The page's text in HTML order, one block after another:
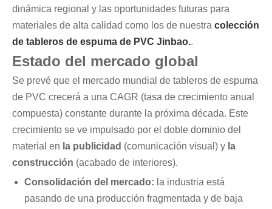
dinámica regional y las oportunidades futuras para
materiales de alta calidad como los de nuestra colección
de tableros de espuma de PVC Jinbao..
Estado del mercado global
Se prevé que el mercado mundial de tableros de espuma
de PVC crecerá a una CAGR (tasa de crecimiento anual
compuesta) constante durante la próxima década. Este
crecimiento se ve impulsado por el doble dominio del
material en la publicidad (comunicación visual) y la
construcción (acabado de interiores).
Consolidación del mercado: la industria está
pasando de una producción fragmentada y de baja